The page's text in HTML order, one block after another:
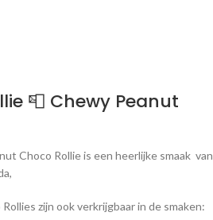
📮 Chewy Peanut
Choco Rollie is een heerlijke smaak van
zijn ook verkrijgbaar in de smaken: